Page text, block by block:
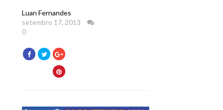
Luan Fernandes
setembro 17, 2013
0